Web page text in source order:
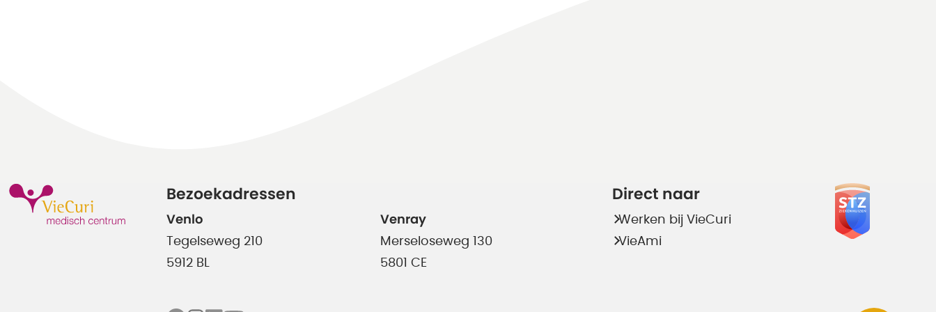
Bezoekadressen
Venlo
Tegelseweg 210
5912 BL
Venray
Merseloseweg 130
5801 CE
Direct naar
Werken bij VieCuri
VieAmi